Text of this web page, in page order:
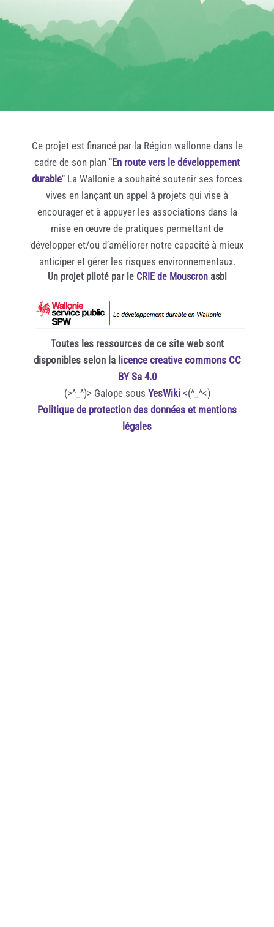
Ce projet est financé par la Région wallonne dans le
cadre de son plan "En route vers le développement
durable" La Wallonie a souhaité soutenir ses forces
vives en lançant un appel à projets qui vise à
encourager et à appuyer les associations dans la
mise en œuvre de pratiques permettant de
développer et/ou d’améliorer notre capacité à mieux
anticiper et gérer les risques environnementaux.
Un projet piloté par le CRIE de Mouscronasbl
Toutes les ressources de ce site web sont
disponibles selon la licence creative commons CC
BY Sa 4.0
(>^_^)> Galope sous YesWiki<(^_^<)
Politique de protection des données et mentions
légales